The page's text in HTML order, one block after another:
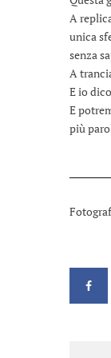
A
unica
senza
A
E io
E
più